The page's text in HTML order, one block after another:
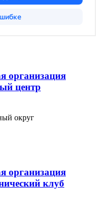
организация
центр
округ
организация
клуб